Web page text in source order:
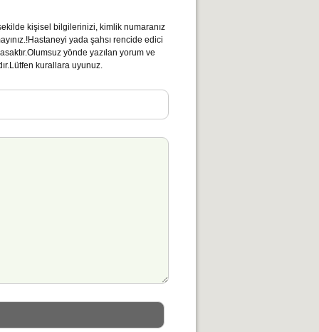
kişisel bilgilerinizi, kimlik numaranız
yada şahsı rencide edici
yönde yazılan yorum ve
kurallara uyunuz.